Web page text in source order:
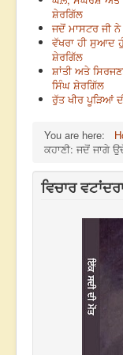
ਸ਼ੇਰਗਿੱਲ
ਜਦੋਂ ਮਾਸਟਰ ਜੀ
ਵੱਖਰਾ ਹੀ ਸੁਆਦ
ਸ਼ੇਰਗਿੱਲ
ਸ਼ਾਂਤੀ ਅਤੇ
ਸਿੰਘ ਸ਼ੇਰਗਿੱਲ
ਰੁੱਤ ਖੀਰ ਪੂੜਿਆਂ
You are here:
ਕਹਾਣੀ: ਜਦੋਂ ਜਾਗੇ
ਵਿਚਾਰ